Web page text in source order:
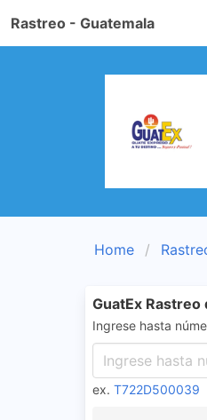
Rastreo - Guatemala
Home
GuatEx Rastreo
Ingrese hasta
ex. T722D500039